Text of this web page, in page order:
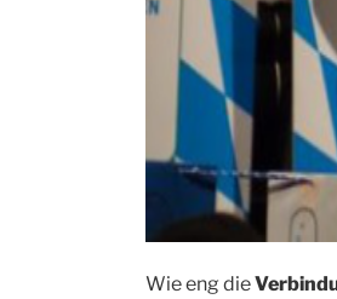
Wie eng die